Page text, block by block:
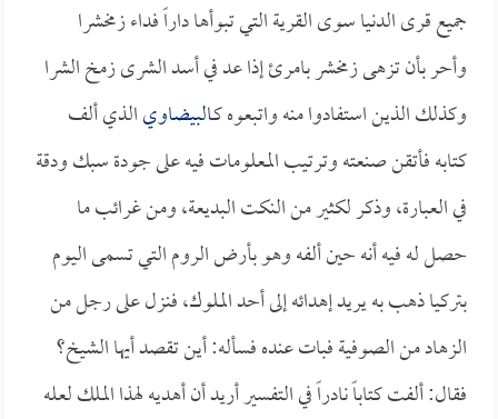
جميع قرى الدنيا سوى القرية التي تبوأها داراً فداء زمخشرا
وأحر بأن تزهى زمخشر بامرئ إذا عد في أسد الشرى زمخ الشرا
وكذلك الذين استفادوا منه واتبعوه كـالبيضاويالذي ألف
كتابه فأتقن صنعته وترتيب المعلومات فيه على جودة سبك ودقة
في العبارة، وذكر لكثير من النكت البديعة، ومن غرائب ما
حصل له فيه أنه حين ألفه وهو بأرض الروم التي تسمى اليوم
بتركيا ذهب به يريد إهدائه إلى أحد الملوك، فنزل على رجل من
الزهاد من الصوفية فبات عنده فسأله: أين تقصد أيها الشيخ؟
فقال: ألفت كتاباً نادراً في التفسير أريد أن أهديه لهذا الملك لعله